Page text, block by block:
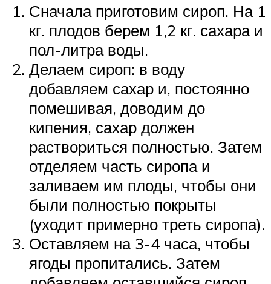
Сначала приготовим сироп. На 1
кг. плодов берем 1,2 кг. сахара и
пол-литра воды.
Делаем сироп: в воду
добавляем сахар и, постоянно
помешивая, доводим до
кипения, сахар должен
раствориться полностью. Затем
отделяем часть сиропа и
заливаем им плоды, чтобы они
были полностью покрыты
(уходит примерно треть сиропа).
Оставляем на 3-4 часа, чтобы
ягоды пропитались. Затем